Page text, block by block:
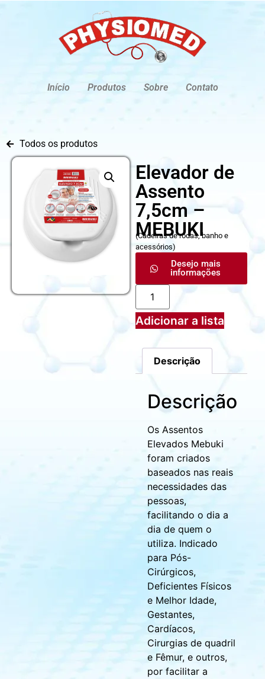
Início Produtos Sobre Contato
Todos os produtos
Elevador de
Assento
7,5cm –
MEBUKI
(Cadeiras de rodas, banho e
acessórios)
Desejo mais
informações
Adicionar a lista
Descrição
Descrição
Os Assentos
Elevados Mebuki
foram criados
baseados nas reais
necessidades das
pessoas,
facilitando o dia a
dia de quem o
utiliza. Indicado
para Pós-
Cirúrgicos,
Deficientes Físicos
e Melhor Idade,
Gestantes,
Cardíacos,
Cirurgias de quadril
e Fêmur, e outros,
por facilitar a